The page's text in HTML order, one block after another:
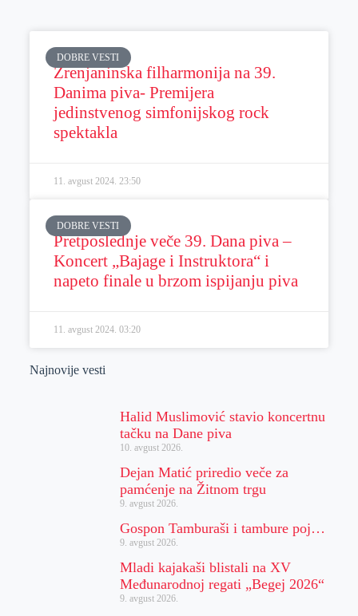
DOBRE VESTI
Zrenjaninska filharmonija na 39.
Danima piva- Premijera
jedinstvenog simfonijskog rock
spektakla
11. avgust 2024. 23:50
DOBRE VESTI
Pretposlednje veče 39. Dana piva –
Koncert „Bajage i Instruktora“ i
napeto finale u brzom ispijanju piva
11. avgust 2024. 03:20
Najnovije vesti
Halid Muslimović stavio koncertnu
tačku na Dane piva
10. avgust 2026.
Dejan Matić priredio veče za
pamćenje na Žitnom trgu
9. avgust 2026.
Gospon Tamburaši i tambure poj…
9. avgust 2026.
Mladi kajakaši blistali na XV
Međunarodnoj regati „Begej 2026“
9. avgust 2026.